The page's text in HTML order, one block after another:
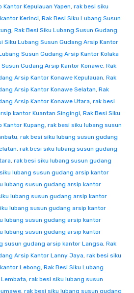
Kepulauan Yapen, rak besi siku
Kerinci, Rak Besi Siku Lubang Susun
, Rak Besi Siku Lubang Susun Gudang
Siku Lubang Susun Gudang Arsip Kantor
Susun Gudang Arsip Kantor Kolaka
Gudang Arsip Kantor Konawe, Rak
Arsip Kantor Konawe Kepulauan, Rak
Arsip Kantor Konawe Selatan, Rak
Arsip Kantor Konawe Utara, rak besi
kantor Kuantan Singingi, Rak Besi Siku
Kantor Kupang, rak besi siku lubang susun
, rak besi siku lubang susun gudang
, rak besi siku lubang susun gudang
, rak besi siku lubang susun gudang
lubang susun gudang arsip kantor
lubang susun gudang arsip kantor
lubang susun gudang arsip kantor
lubang susun gudang arsip kantor
lubang susun gudang arsip kantor
lubang susun gudang arsip kantor
susun gudang arsip kantor Langsa, Rak
Arsip Kantor Lanny Jaya, rak besi siku
Lebong, Rak Besi Siku Lubang
, rak besi siku lubang susun
, rak besi siku lubang susun gudang